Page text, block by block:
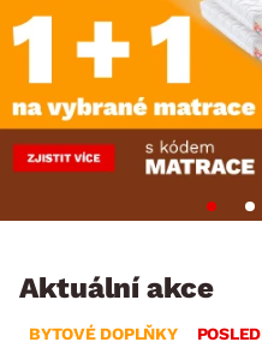
Aktuální akce
BYTOVÉ DOPLŇKY